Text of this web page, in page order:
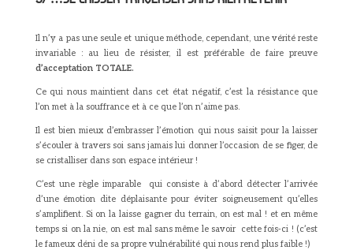
Il n’y a pas une seule et unique méthode, cependant, une vérité reste
invariable : au lieu de résister, il est préférable de faire preuve
d’acceptation TOTALE.
Ce qui nous maintient dans cet état négatif, c’est la résistance que
l’on met à la souffrance et à ce que l’on n’aime pas.
Il est bien mieux d’embrasser l’émotion qui nous saisit pour la laisser
s’écouler à travers soi sans jamais lui donner l’occasion de se figer, de
se cristalliser dans son espace intérieur !
C’est une règle imparable qui consiste à d’abord détecter l’arrivée
d’une émotion dite déplaisante pour éviter soigneusement qu’elles
s’amplifient. Si on la laisse gagner du terrain, on est mal ! et en même
temps si on la nie, on est mal sans même le savoir cette fois-ci ! (c’est
le fameux déni de sa propre vulnérabilité qui nous rend plus faible !)